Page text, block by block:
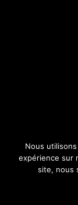
Nous
expérience sur
site, nous